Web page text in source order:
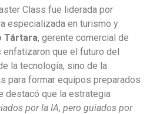
Class fue liderada por
especializada en turismo y
Tártara, gerente comercial de
que el futuro del
la tecnología, sino de la
para formar equipos preparados
destacó que la estrategia
por la IA, pero guiados por